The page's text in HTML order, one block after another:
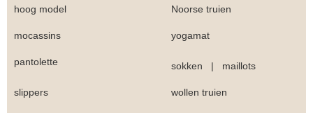
hoog model Noorse truien
mocassins yogamat
pantolette sokken | maillots
slippers wollen truien